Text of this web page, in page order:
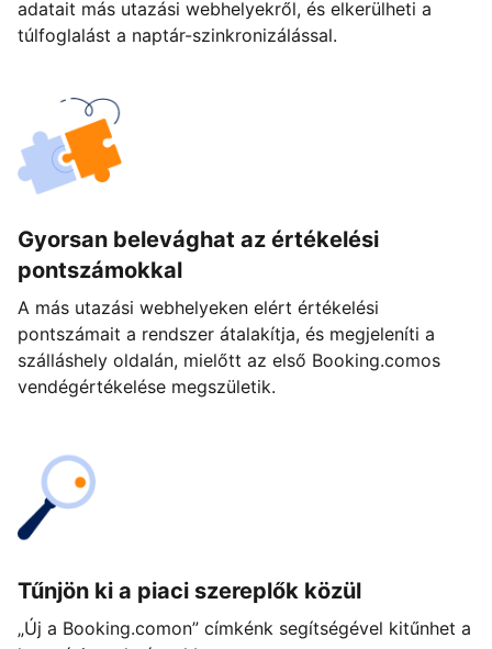
adatait más utazási webhelyekről, és elkerülheti a
túlfoglalást a naptár-szinkronizálással.
Gyorsan belevághat az értékelési
pontszámokkal
A más utazási webhelyeken elért értékelési
pontszámait a rendszer átalakítja, és megjeleníti a
szálláshely oldalán, mielőtt az első Booking.comos
vendégértékelése megszületik.
Tűnjön ki a piaci szereplők közül
„Új a Booking.comon” címkénk segítségével kitűnhet a